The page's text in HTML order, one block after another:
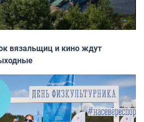
вязальщиц и кино ждут